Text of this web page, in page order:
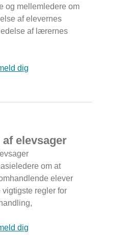
og mellemledere om
af elevernes
af lærernes
dig
elevsager
om at
elever
regler for
dig